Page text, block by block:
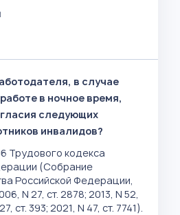
в случае
в ночное время,
следующих
инвалидов?
Трудового кодекса
(Собрание
Российской Федерации,
N 27, ст. 2878; 2013, N 52,
ст. 393; 2021, N 47, ст. 7741).